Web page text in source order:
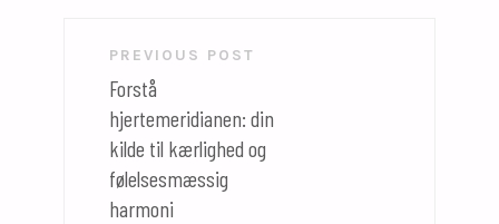
PREVIOUS POST
Forstå
hjertemeridianen: din
kilde til kærlighed og
følelsesmæssig
harmoni